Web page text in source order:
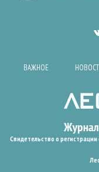
ВАЖНОЕ
Свидетельство о